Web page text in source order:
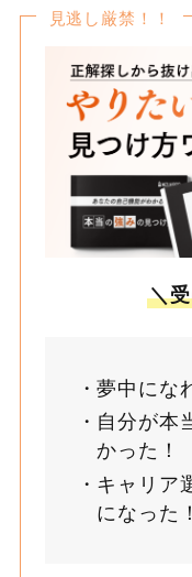
見逃し厳禁！！
＼
夢中にな
自分が本
かった！
キャリア
になった！